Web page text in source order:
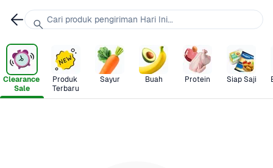
Clearance
Sale
Produk
Terbaru
Sayur Buah Protein Siap Saji
Cari produk pengiriman Hari Ini...